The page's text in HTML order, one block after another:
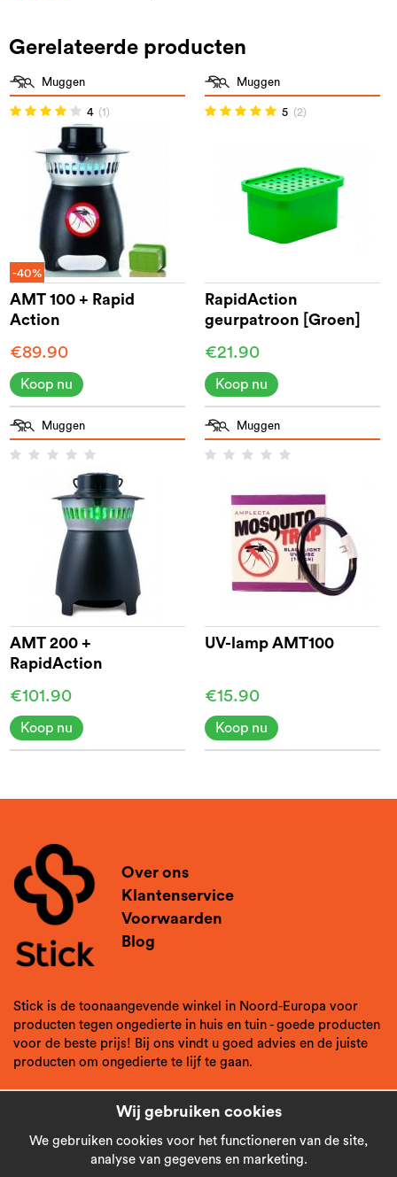
Gerelateerde producten
Muggen
4 (1)
-40%
AMT 100 + Rapid
Action
€89.90
Koop nu
Muggen
5 (2)
RapidAction
geurpatroon [Groen]
€21.90
Koop nu
Muggen
AMT 200 +
RapidAction
€101.90
Koop nu
Muggen
UV-lamp AMT100
€15.90
Koop nu
Over ons
Klantenservice
Voorwaarden
Blog
Stick is de toonaangevende winkel in Noord-Europa voor
producten tegen ongedierte in huis en tuin - goede producten
voor de beste prijs! Bij ons vindt u goed advies en de juiste
producten om ongedierte te lijf te gaan.
Wij gebruiken cookies
We gebruiken cookies voor het functioneren van de site,
analyse van gegevens en marketing.